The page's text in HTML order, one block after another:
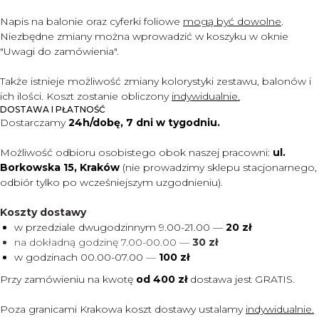
Napis na balonie oraz cyferki foliowe mogą być dowolne.
Niezbędne zmiany można wprowadzić w koszyku w oknie
"Uwagi do zamówienia".
Także istnieje możliwość zmiany kolorystyki zestawu, balonów i
ich ilości. Koszt zostanie obliczony indywidualnie.
DOSTAWA I PŁATNOŚĆ
Dostarczamy24h/dobę, 7 dni w tygodniu.
Możliwość odbioru osobistego obok naszej pracowni: ul.
Borkowska 15, Kraków (nie prowadzimy sklepu stacjonarnego,
odbiór tylko po wcześniejszym uzgodnieniu).
Koszty dostawy
w przedziale dwugodzinnym 9.00-21.00 — 20 zł
na dokładną godzinę 7.00-00.00 — 30 zł
w godzinach 00.00-07.00 — 100 zł
Przy zamówieniu na kwotę od 400 zł dostawa jest GRATIS.
Poza granicami Krakowa koszt dostawy ustalamy indywidualnie.